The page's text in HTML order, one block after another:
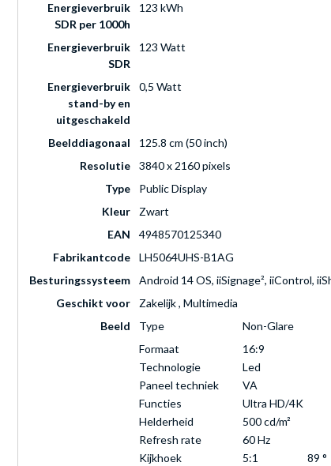
Energieverbruik
SDR per 1000h
123 kWh
Energieverbruik
SDR
123 Watt
Energieverbruik
stand-by en
uitgeschakeld
0,5 Watt
Beelddiagonaal
125.8 cm (50 inch)
Resolutie
3840 x 2160 pixels
Type
Public Display
Kleur
Zwart
EAN
4948570125340
Fabrikantcode
LH5064UHS-B1AG
Besturingssysteem
Android 14 OS, iiSignage², iiControl,
Geschikt voor
Zakelijk , Multimedia
Beeld
Type
Non-Glare
Formaat
16:9
Technologie
Led
Paneel techniek
VA
Functies
Ultra HD/4K
Helderheid
500 cd/m²
Refresh rate
60 Hz
Kijkhoek
5:1
89 °